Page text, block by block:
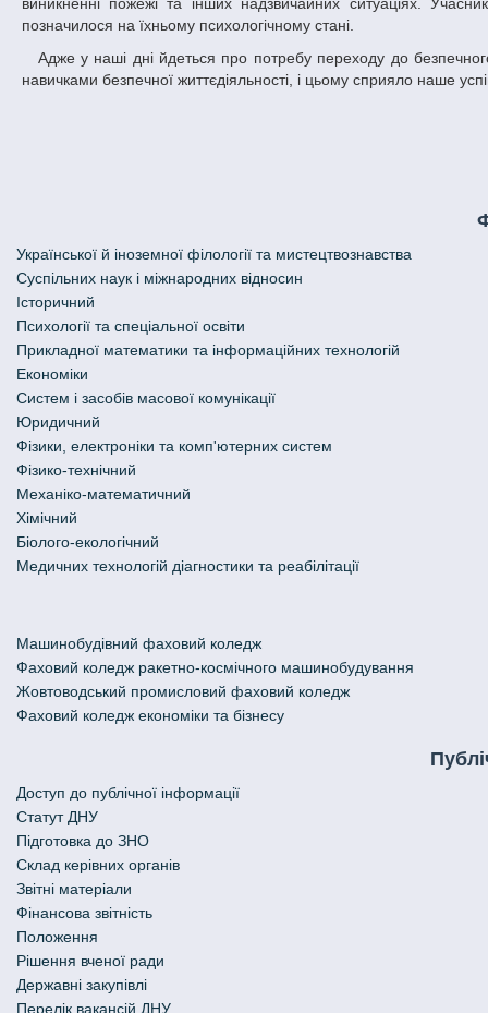
позначилося на їхньому психологічному стані.
Адже у наші дні йдеться про потребу переходу до безпечного суспільства з надійною системою стосунків. Сучасна людина має володіти
навичками безпечної життєдіяльності, і цьому сприяло наше
Української й іноземної філології та мистецтвознавства
Cуспільних наук і міжнародних відносин
Історичний
Психології та спеціальної освіти
Прикладної математики та інформаційних технологій
Економіки
Систем і засобів масової комунікації
Юридичний
Фізики, електроніки та комп'ютерних систем
Фізико-технічний
Механіко-математичний
Хімічний
Біолого-екологічний
Медичних технологій діагностики та реабілітації
Машинобудівний фаховий коледж
Фаховий коледж ракетно-космічного машинобудування
Жовтоводський промисловий фаховий коледж
Фаховий коледж економіки та бізнесу
Доступ до публічної інформації
Статут ДНУ
Підготовка до ЗНО
Склад керівних органів
Звітні матеріали
Фінансова звітність
Положення
Рішення вченої ради
Державні закупівлі
Перелік вакансій ДНУ